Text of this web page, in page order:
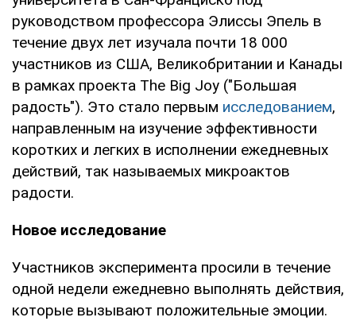
руководством профессора Элиссы Эпель в
течение двух лет изучала почти 18 000
участников из США, Великобритании и Канады
в рамках проекта The Big Joy ("Большая
радость"). Это стало первым исследованием,
направленным на изучение эффективности
коротких и легких в исполнении ежедневных
действий, так называемых микроактов
радости.
Новое исследование
Участников эксперимента просили в течение
одной недели ежедневно выполнять действия,
которые вызывают положительные эмоции.